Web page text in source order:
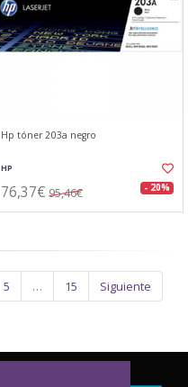
Hp tóner 203a negro
HP
76,37€ 95,46€ - 20%
5 … 15 Siguiente